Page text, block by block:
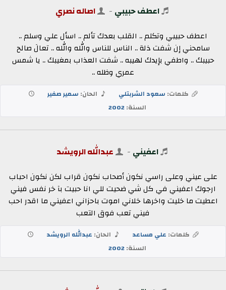
اعطف حبيبي - اصاله نصري
اعطف حبيبي وتكلم .. القلب بعدك تألم .. اسأل علي وسلم ..
سامحني إن شفت ذلة .. الناس للناس والله والله .. تعالَ صالح
حبيبك .. واطفي بإيدك لهيبه .. شفت العذاب بمغيبك .. يا شمس
عمري وظله ..
كلمات: سعود الشربتلي الحان: سمير صفير
السنة:2002
اعفيني - عبدالله الرويشد
على عيني وعلى راسي نكون أصحاب نكون قراب لكن نكون احباب
ارجوك اعفيني في كل شي ضحيت للي انا حبيت بآ خر نفس فيني
اعطيت ما خليت واخرها خلاني اموت باحزاني اعفيني ما اقدر احب
فيني تعب فوق التعب
كلمات: علي مساعد الحان: عبدالله الرويشد
السنة:2002